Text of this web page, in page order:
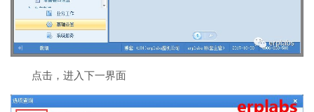
点击，进入下一界面